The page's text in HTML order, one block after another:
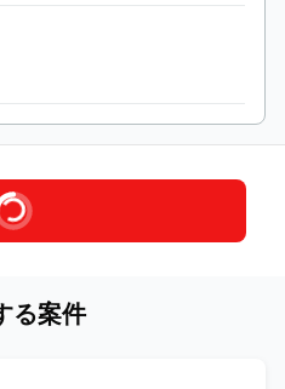
る案件